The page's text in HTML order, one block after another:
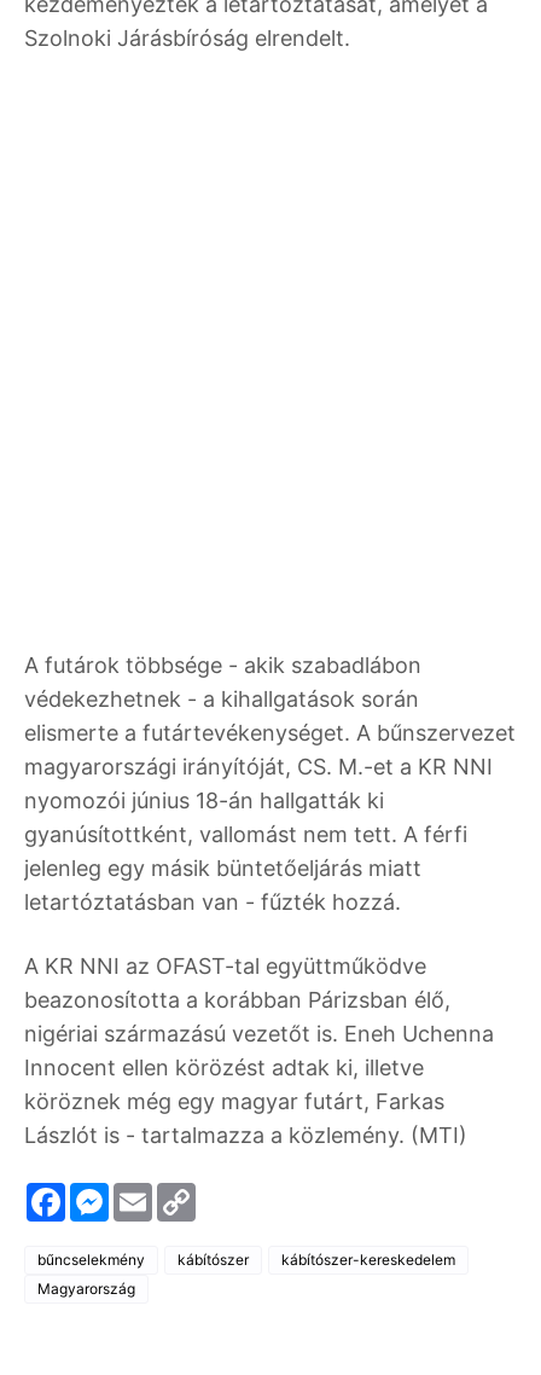
Szolnoki Járásbíróság elrendelt.
A futárok többsége - akik szabadlábon
védekezhetnek - a kihallgatások során
elismerte a futártevékenységet. A bűnszervezet
magyarországi irányítóját, CS. M.-et a KR NNI
nyomozói június 18-án hallgatták ki
gyanúsítottként, vallomást nem tett. A férfi
jelenleg egy másik büntetőeljárás miatt
letartóztatásban van - fűzték hozzá.
A KR NNI az OFAST-tal együttműködve
beazonosította a korábban Párizsban élő,
nigériai származású vezetőt is. Eneh Uchenna
Innocent ellen körözést adtak ki, illetve
köröznek még egy magyar futárt, Farkas
Lászlót is - tartalmazza a közlemény. (MTI)
F
a
e
b
o
M
e
s
e
n
E
m
y
L
bűncselekmény kábítószer
kábítószer-kereskedelem
Magyarország